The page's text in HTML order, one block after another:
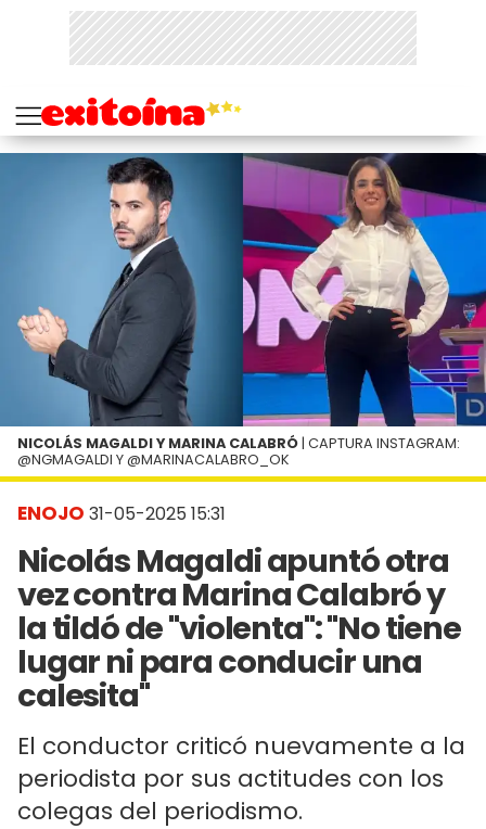
ENOJO 31-05-2025 15:31
Nicolás Magaldi apuntó otra
vez contra Marina Calabró y
la tildó de "violenta": "No tiene
lugar ni para conducir una
calesita"
El conductor criticó nuevamente a la
periodista por sus actitudes con los
colegas del periodismo.
NICOLÁS MAGALDI Y MARINA CALABRÓ | CAPTURA INSTAGRAM:
@NGMAGALDI Y @MARINACALABRO_OK